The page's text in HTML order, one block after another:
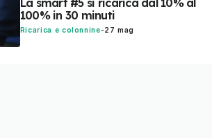
La smart #5 si ricarica dal 10% al
100% in 30 minuti
Ricarica e colonnine-27 mag